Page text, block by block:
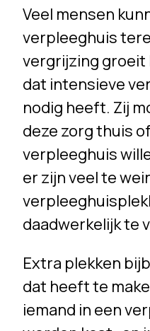
Veel mensen
verpleeghuis
vergrijzing groeit
dat intensieve
nodig heeft. Zij
deze zorg thuis
verpleeghuis
er zijn veel te
daadwerkelijk te
Extra plekken
dat heeft te
iemand in een